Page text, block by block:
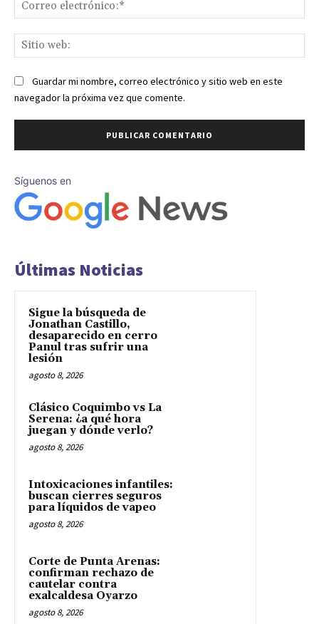
Guardar mi nombre, correo electrónico y sitio web en este
navegador la próxima vez que comente.
Síguenos en
Últimas Noticias
Sigue la búsqueda de
Jonathan Castillo,
desaparecido en cerro
Panul tras sufrir una
lesión
agosto 8, 2026
Clásico Coquimbo vs La
Serena: ¿a qué hora
juegan y dónde verlo?
agosto 8, 2026
Intoxicaciones infantiles:
buscan cierres seguros
para líquidos de vapeo
agosto 8, 2026
Corte de Punta Arenas:
confirman rechazo de
cautelar contra
exalcaldesa Oyarzo
agosto 8, 2026